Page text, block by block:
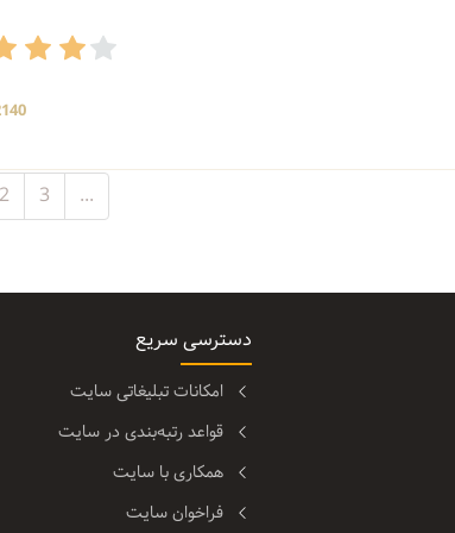
2140
2 3 ...
دسترسی سریع
امکانات تبلیغاتی سایت
قواعد رتبه‌بندی در سایت
همکاری با سایت
فراخوان سایت